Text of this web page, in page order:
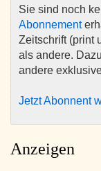
Sie sind noch
Abonnement
Zeitschrift (print
als andere.
andere
Jetzt Abonnent
Anzeigen